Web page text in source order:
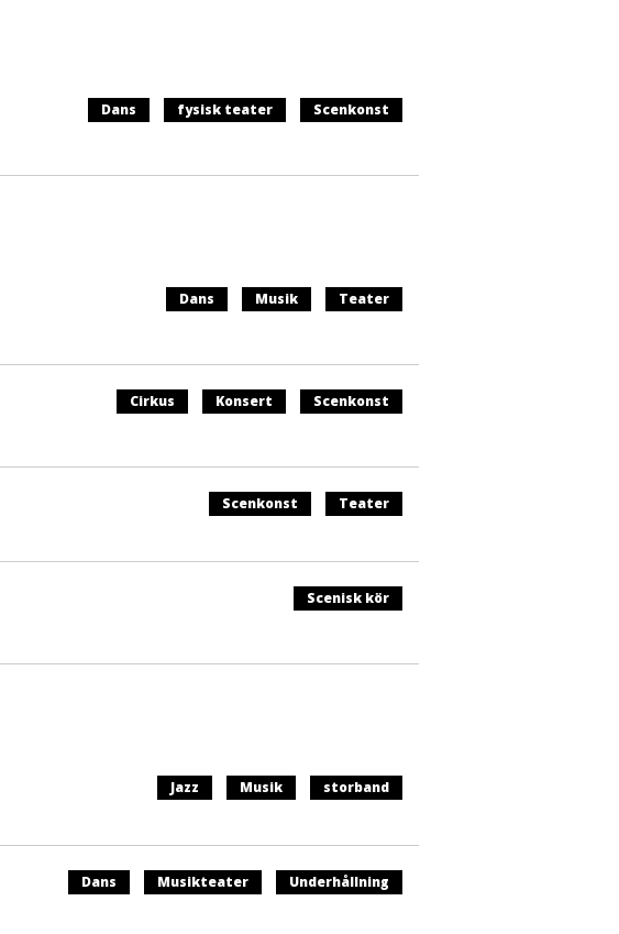
Dans fysisk teater Scenkonst
Dans Musik Teater
Cirkus Konsert Scenkonst
Scenkonst Teater
Scenisk kör
Jazz Musik storband
Dans Musikteater Underhållning